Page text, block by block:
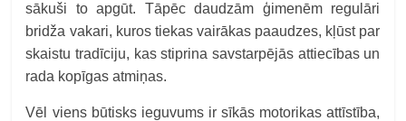
sākuši to apgūt. Tāpēc daudzām ģimenēm regulāri
bridža vakari, kuros tiekas vairākas paaudzes, kļūst par
skaistu tradīciju, kas stiprina savstarpējās attiecības un
rada kopīgas atmiņas.
Vēl viens būtisks ieguvums ir sīkās motorikas attīstība,